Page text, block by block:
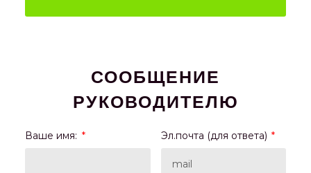
СООБЩЕНИЕ
РУКОВОДИТЕЛЮ
Ваше имя: Эл.почта (для ответа)